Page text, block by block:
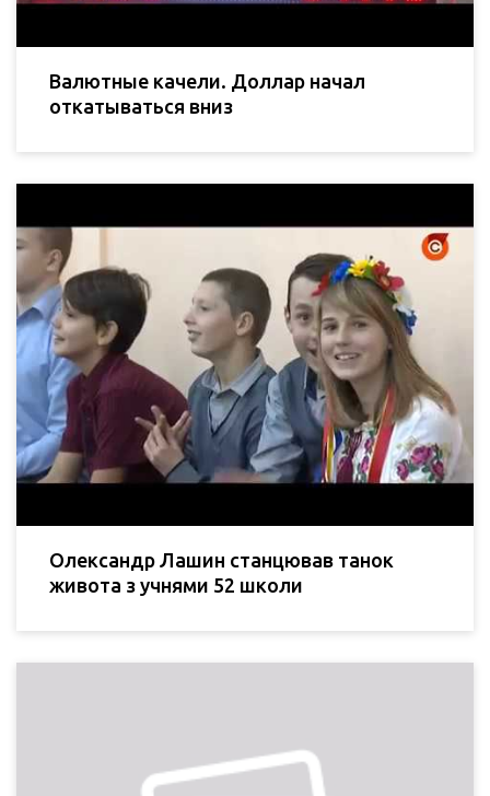
Валютные качели. Доллар начал
откатываться вниз
Олександр Лашин станцював танок
живота з учнями 52 школи